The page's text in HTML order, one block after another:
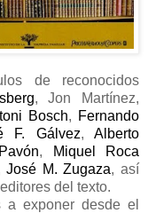
de reconocidos
, Jon Martínez,
Bosch, Fernando
F. Gálvez,Alberto
,
Miquel Roca
José M. Zugaza, así
del texto.
a exponer desde el